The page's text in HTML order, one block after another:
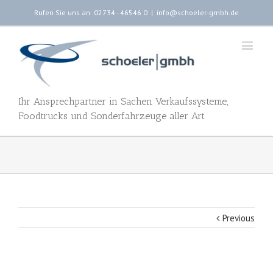
Rufen Sie uns an: 02734 - 46546 0 | info@schoeler-gmbh.de
Ihr Ansprechpartner in Sachen Verkaufssysteme,
Foodtrucks und Sonderfahrzeuge aller Art
Previous